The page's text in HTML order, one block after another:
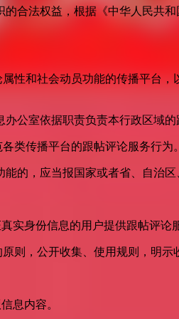
合法权益，根据《中华人民共
和社会动员功能的传播平台
公室依据职责负责本行政区域
类传播平台的跟帖评论服务行为
的，应当报国家或者省、自治
实身份信息的用户提供跟帖评论
则，公开收集、使用规则，明
息内容。